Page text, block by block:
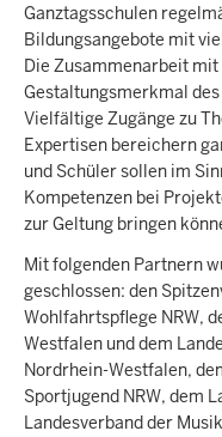
Ganztagsschulen
Bildungsangebote mit
Die Zusammenarbeit
Gestaltungsmerkmal
Vielfältige Zugänge zu
Expertisen bereichern
und Schüler sollen im
Kompetenzen bei
zur Geltung bringen
Mit folgenden Partnern
geschlossen: den
Wohlfahrtspflege NRW,
Westfalen und dem
Nordrhein-Westfalen,
Sportjugend NRW, dem
Landesverband der